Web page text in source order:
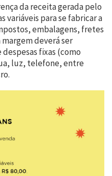
da receita gerada pelo
variáveis para se fabricar a
embalagens, fretes
deverá ser
fixas (como
luz, telefone, entre